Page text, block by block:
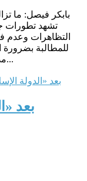
بابكر فيصل: ما
تشهد تطورات
التظاهرات وعدم
للمطالبة
مدنية. أحد أبرز تلك التطورات مؤخرا هو دخول ز...
بعد